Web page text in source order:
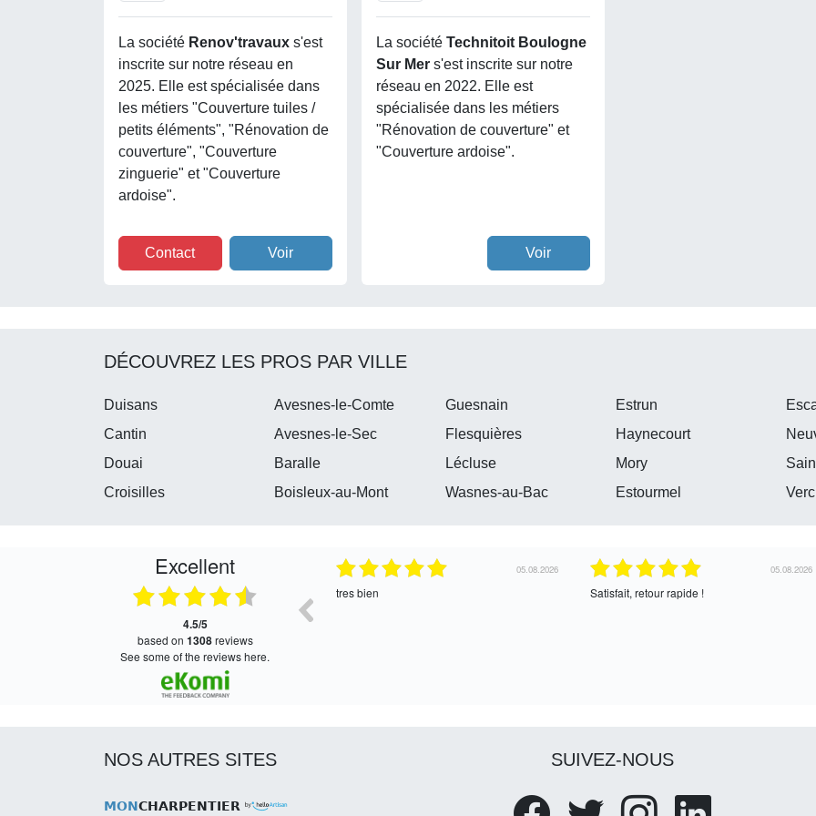
La société Renov'travaux s'est
inscrite sur notre réseau en
2025. Elle est spécialisée dans
les métiers "Couverture tuiles /
petits éléments", "Rénovation de
couverture", "Couverture
zinguerie" et "Couverture
ardoise".
Contact Voir
La société Technitoit Boulogne
Sur Mer s'est inscrite sur notre
réseau en 2022. Elle est
spécialisée dans les métiers
"Rénovation de couverture" et
"Couverture ardoise".
Voir
DÉCOUVREZ LES PROS PAR VILLE
Duisans Avesnes-le-Comte Guesnain Estrun
Cantin
Avesnes-le-Sec Flesquières Haynecourt
Douai
Baralle Lécluse Mory
Croisilles
Boisleux-au-Mont Wasnes-au-Bac Estourmel
Excellent
4.5/5
based on 1308reviews
see some of the reviews here.
30.07.2026
Satisfait de l’échange, assez cordial. En
30.07.2026
correcte
NOS AUTRES SITES
MONCHARPENTIER
SUIVEZ-NOUS